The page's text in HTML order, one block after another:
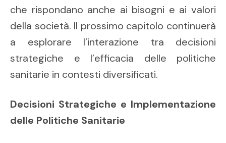
che rispondano anche ai bisogni e ai valori
della società. Il prossimo capitolo continuerà
a esplorare l’interazione tra decisioni
strategiche e l’efficacia delle politiche
sanitarie in contesti diversificati.
Decisioni Strategiche e Implementazione
delle Politiche Sanitarie